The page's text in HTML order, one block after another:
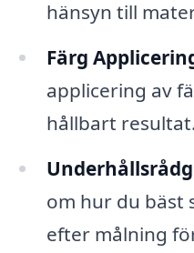
hänsyn till
Färg
applicering av
hållbart resultat.
om hur du bäst
efter målning